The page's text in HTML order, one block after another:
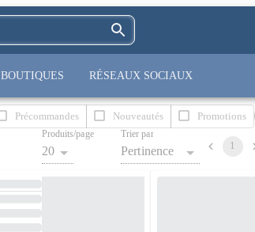
BOUTIQUES RÉSEAUX SOCIAUX
Précommandes Nouveautés Promotions
Produits/page
20
Trier par
Pertinence 1